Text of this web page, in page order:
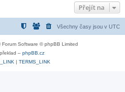
Přejít na
Všechny časy jsou v UTC
Forum Software © phpBB Limited
– phpBB.cz
| TERMS_LINK